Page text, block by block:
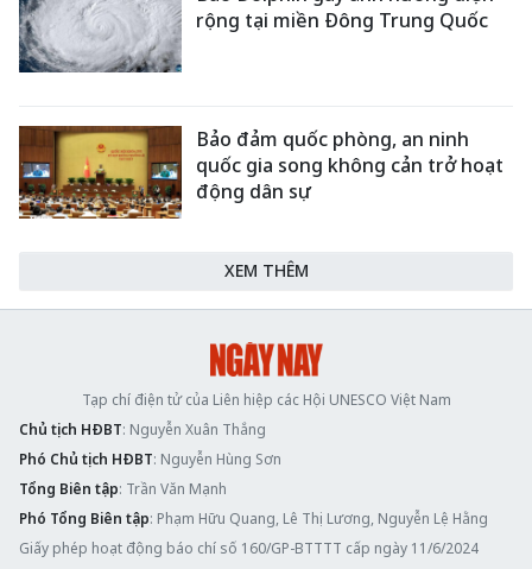
rộng tại miền Đông Trung Quốc
Bảo đảm quốc phòng, an ninh
quốc gia song không cản trở hoạt
động dân sự
XEM THÊM
Tạp chí điện tử của Liên hiệp các Hội UNESCO Việt Nam
Chủ tịch HĐBT: Nguyễn Xuân Thắng
Phó Chủ tịch HĐBT: Nguyễn Hùng Sơn
Tổng Biên tập: Trần Văn Mạnh
Phó Tổng Biên tập: Phạm Hữu Quang, Lê Thị Lương, Nguyễn Lệ Hằng
Giấy phép hoạt động báo chí số 160/GP-BTTTT cấp ngày 11/6/2024